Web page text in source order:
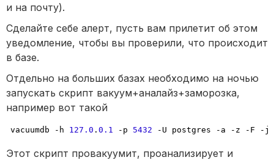
и на почту).
Сделайте себе алерт, пусть вам прилетит об этом
уведомление, чтобы вы проверили, что происходит
в базе.
Отдельно на больших базах необходимо на ночью
запускать скрипт вакуум+аналайз+заморозка,
например вот такой
vacuumdb - h 127.0 . 0.1 - p 5432 - U postgres - a - z - F - j
Этот скрипт провакуумит, проанализирует и